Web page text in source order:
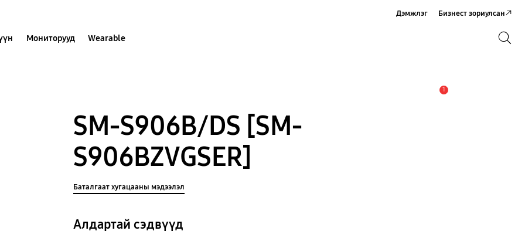
Мониторууд Wearable
Дэмжлэг Бизнест зориулсан
1
SM-S906B/DS [SM-
S906BZVGSER]
Баталгаат хугацааны мэдээлэл
Алдартай сэдвүүд